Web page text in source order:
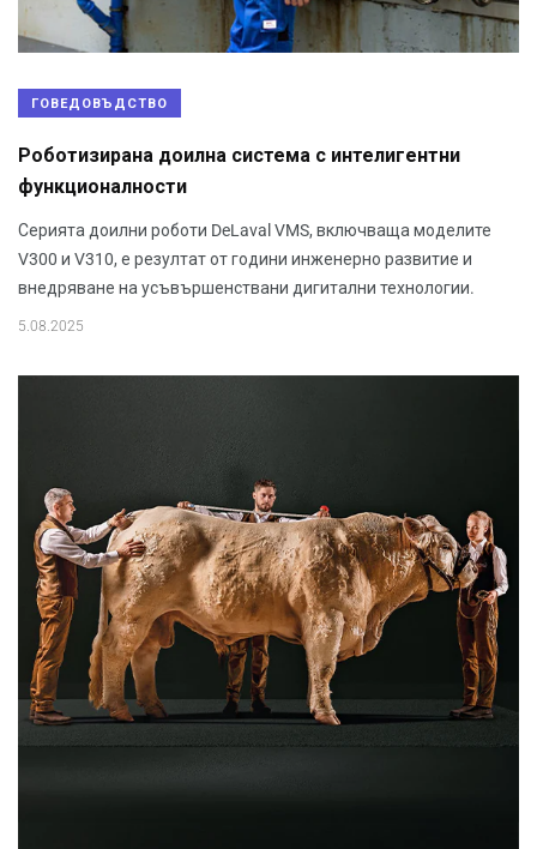
ГОВЕДОВЪДСТВО
Роботизирана доилна система с интелигентни
функционалности
Серията доилни роботи DeLaval VMS, включваща моделите
V300 и V310, е резултат от години инженерно развитие и
внедряване на усъвършенствани дигитални технологии.
5.08.2025